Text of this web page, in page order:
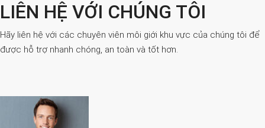
LIÊN HỆ VỚI CHÚNG TÔI
Hãy liên hệ với các chuyên viên môi giới khu vực của chúng tôi để
được hỗ trợ nhanh chóng, an toàn và tốt hơn.